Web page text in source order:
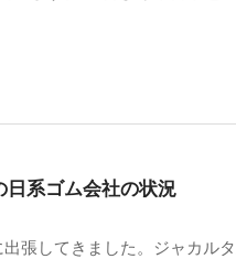
系ゴム会社の状況
張してきました。ジャカル